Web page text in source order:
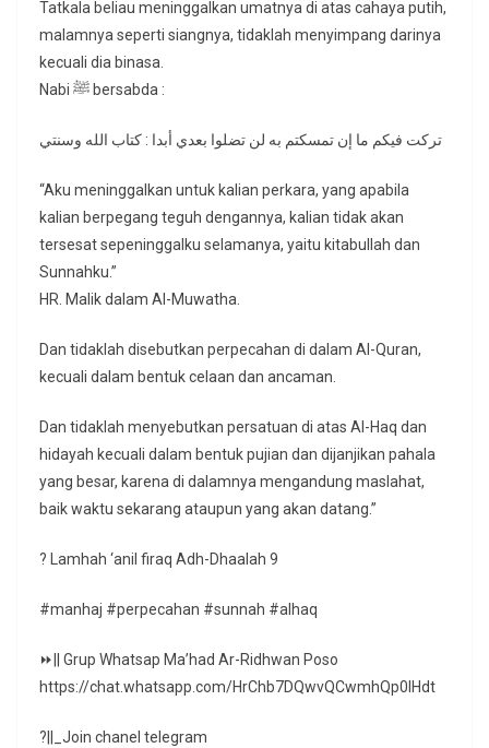
Tatkala beliau meninggalkan umatnya di atas cahaya putih,
malamnya seperti siangnya, tidaklah menyimpang darinya
kecuali dia binasa.
Nabi ﷺ bersabda :
تركت فيكم ما إن تمسكتم به لن تضلوا بعدي أبدا : كتاب الله وسنتي
“Aku meninggalkan untuk kalian perkara, yang apabila
kalian berpegang teguh dengannya, kalian tidak akan
tersesat sepeninggalku selamanya, yaitu kitabullah dan
Sunnahku.”
HR. Malik dalam Al-Muwatha.
Dan tidaklah disebutkan perpecahan di dalam Al-Quran,
kecuali dalam bentuk celaan dan ancaman.
Dan tidaklah menyebutkan persatuan di atas Al-Haq dan
hidayah kecuali dalam bentuk pujian dan dijanjikan pahala
yang besar, karena di dalamnya mengandung maslahat,
baik waktu sekarang ataupun yang akan datang.”
? Lamhah ‘anil firaq Adh-Dhaalah 9
#manhaj #perpecahan #sunnah #alhaq
⏩|| Grup Whatsap Ma’had Ar-Ridhwan Poso
https://chat.whatsapp.com/HrChb7DQwvQCwmhQp0lHdt
?||_Join chanel telegram